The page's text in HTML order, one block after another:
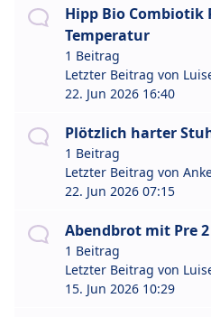
Hipp Bio Combiotik
Temperatur
1 Beitrag
Letzter Beitrag von
22. Jun 2026 16:40
Plötzlich harter
1 Beitrag
Letzter Beitrag von
22. Jun 2026 07:15
Abendbrot mit Pre
1 Beitrag
Letzter Beitrag von
15. Jun 2026 10:29